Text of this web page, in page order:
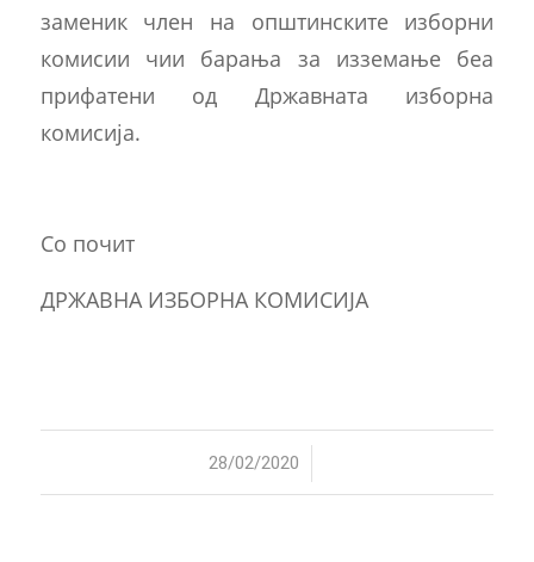
заменик член на општинските изборни
комисии чии барања за изземање беа
прифатени од Државната изборна
комисија.
Со почит
ДРЖАВНА ИЗБОРНА КОМИСИЈА
28/02/2020
/